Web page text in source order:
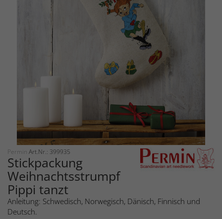
Permin Art.Nr.: 399935
Stickpackung
Weihnachtsstrumpf
Pippi tanzt
Anleitung: Schwedisch, Norwegisch, Dänisch, Finnisch und
Deutsch.